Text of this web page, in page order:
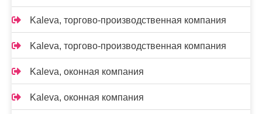
Kaleva, торгово-производственная компания
Kaleva, торгово-производственная компания
Kalevа, оконная компания
Kalevа, оконная компания